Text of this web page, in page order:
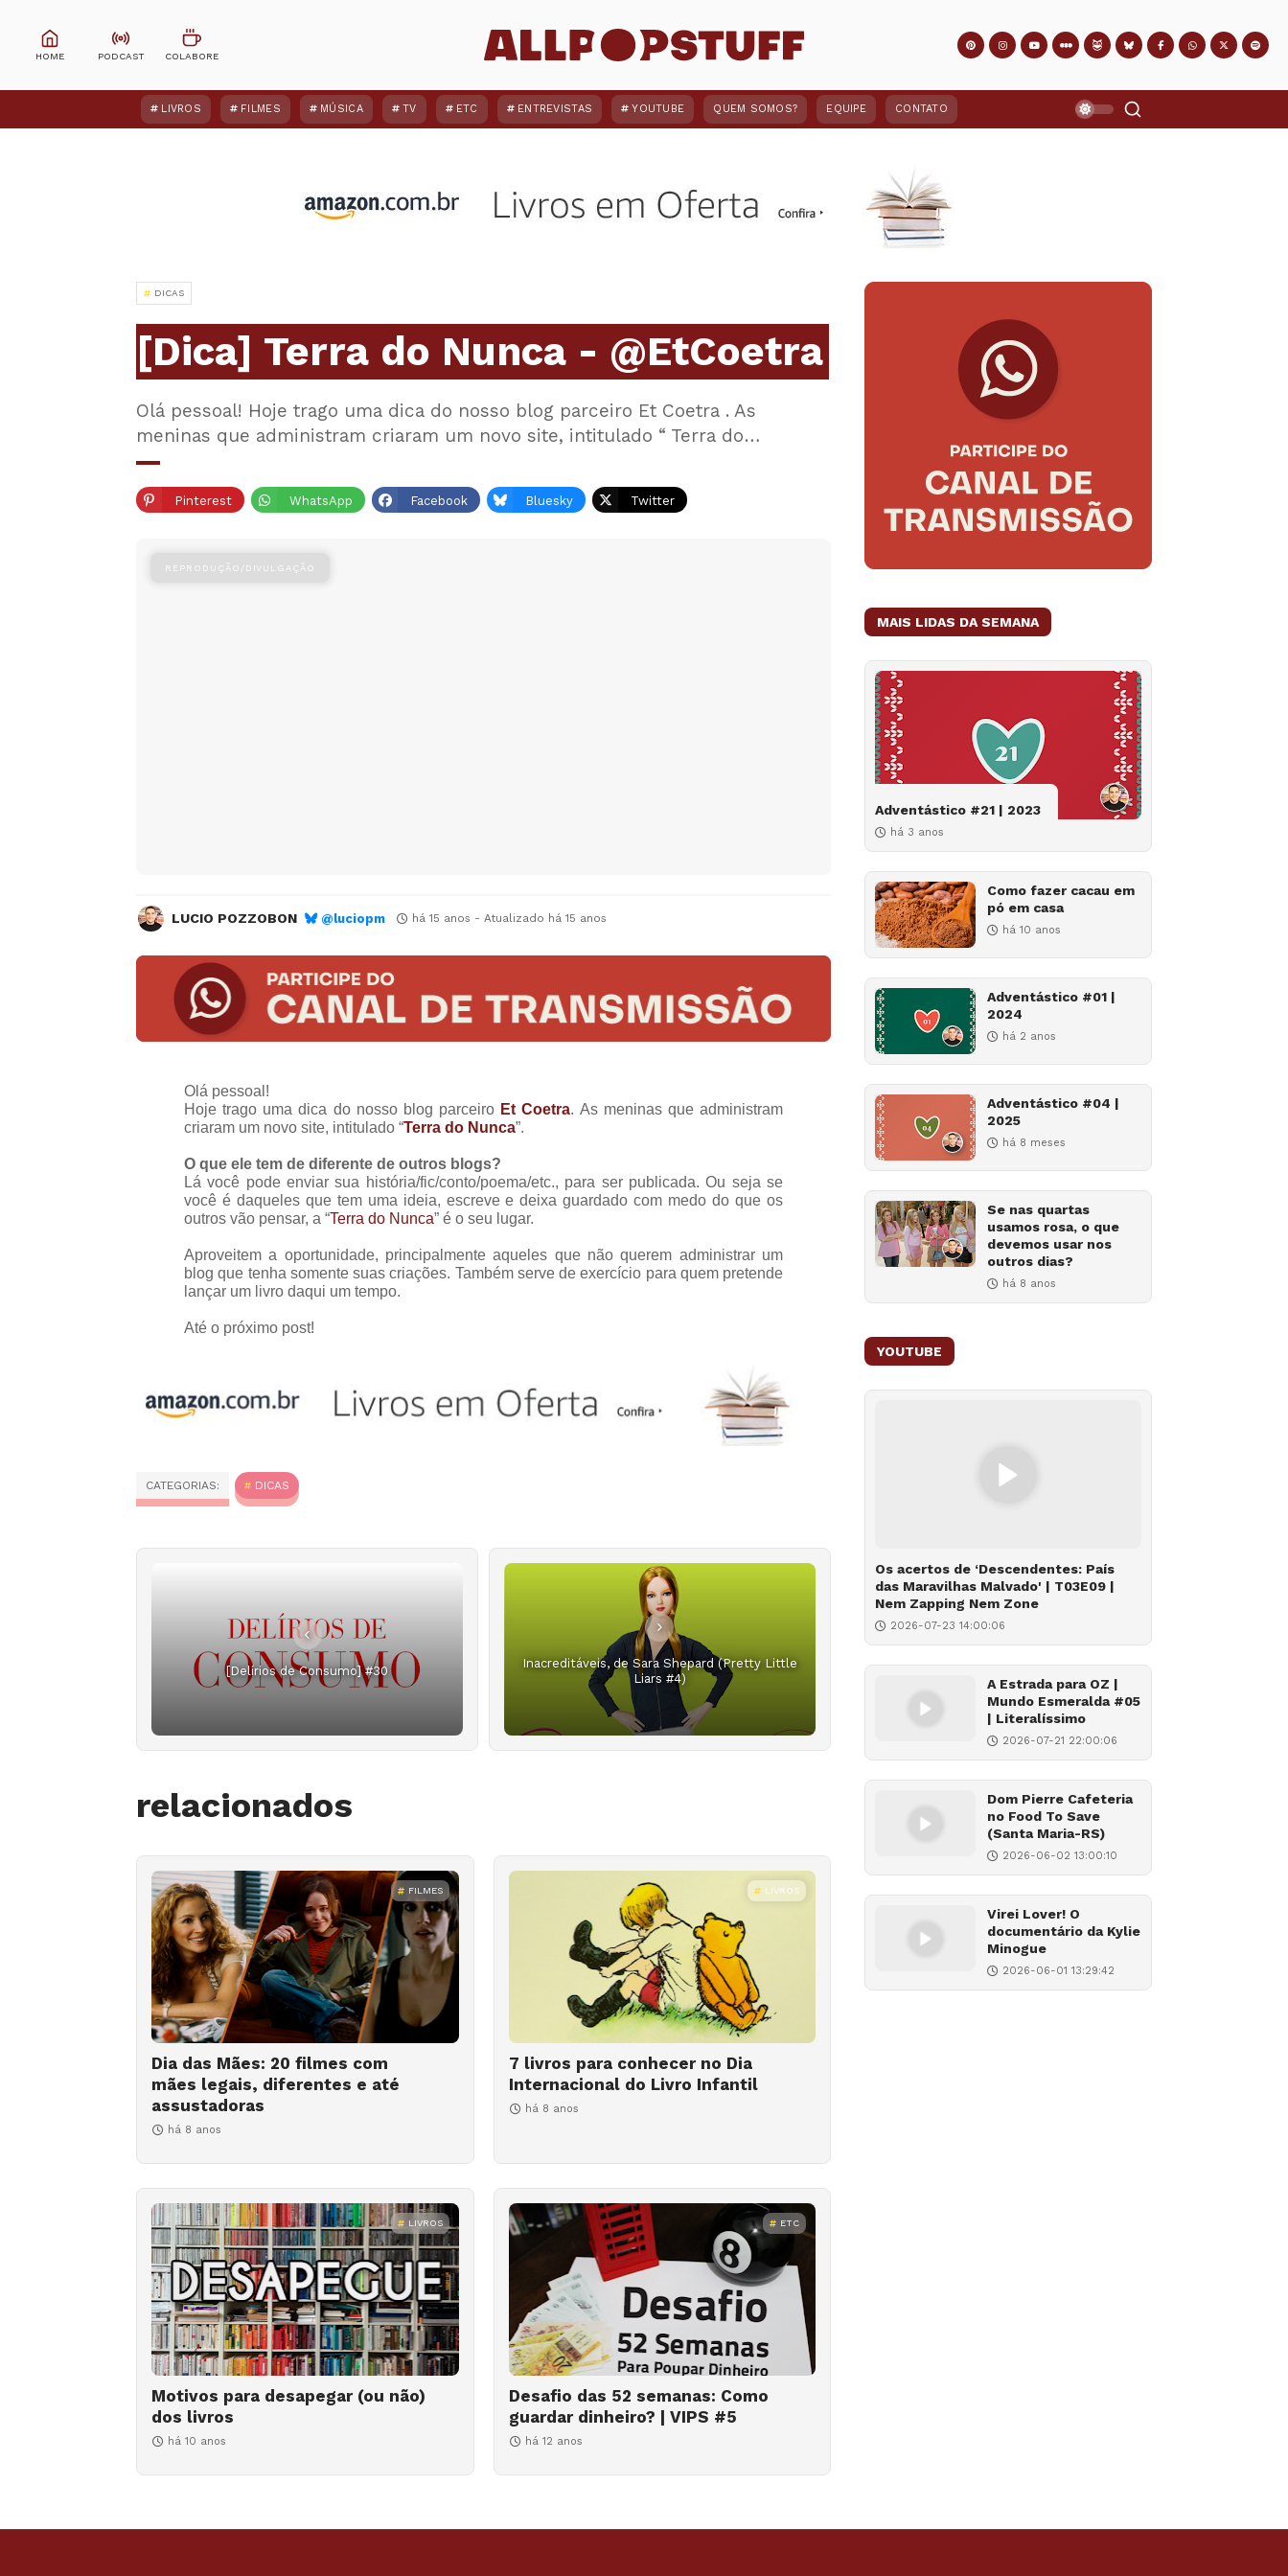
LIVROS FILMES MÚSICA TV ETC ENTREVISTAS YOUTUBE QUEM SOMOS? EQUIPE CONTATO
DICAS
[Dica] Terra do Nunca - @EtCoetra
Olá pessoal! Hoje trago uma dica do nosso blog parceiro Et Coetra . As
meninas que administram criaram um novo site, intitulado “ Terra do…
Pinterest WhatsApp Facebook Bluesky Twitter
LUCIO POZZOBON @luciopm há 15 anos - Atualizado há 15 anos
Olá pessoal!
Hoje trago uma dica do nosso blog parceiro Et Coetra. As meninas que administram
criaram um novo site, intitulado “Terra do Nunca”.
O que ele tem de diferente de outros blogs?
Lá você pode enviar sua história/fic/conto/poema/etc., para ser publicada. Ou seja se
você é daqueles que tem uma ideia, escreve e deixa guardado com medo do que os
outros vão pensar, a “Terra do Nunca” é o seu lugar.
Aproveitem a oportunidade, principalmente aqueles que não querem administrar um
blog que tenha somente suas criações. Também serve de exercício para quem pretende
lançar um livro daqui um tempo.
Até o próximo post!
CATEGORIAS: DICAS
[Delírios de Consumo] #30
Inacreditáveis, de Sara Shepard (Pretty Little
Liars #4)
relacionados
FILMES
Dia das Mães: 20 filmes com
mães legais, diferentes e até
assustadoras
há 8 anos
LIVROS
7 livros para conhecer no Dia
Internacional do Livro Infantil
há 8 anos
LIVROS
Motivos para desapegar (ou não)
dos livros
há 10 anos
ETC
Desafio das 52 semanas: Como
guardar dinheiro? | VIPS #5
há 12 anos
MAIS LIDAS DA SEMANA
Adventástico #21 | 2023
há 3 anos
Como fazer cacau em
pó em casa
há 10 anos
Adventástico #01 |
2024
há 2 anos
Adventástico #04 |
2025
há 8 meses
Se nas quartas
usamos rosa, o que
devemos usar nos
outros dias?
há 8 anos
YOUTUBE
Os acertos de ‘Descendentes: País
das Maravilhas Malvado' | T03E09 |
Nem Zapping Nem Zone
2026-07-23 14:00:06
A Estrada para OZ |
Mundo Esmeralda #05
| Literalíssimo
2026-07-21 22:00:06
Dom Pierre Cafeteria
no Food To Save
(Santa Maria-RS)
2026-06-02 13:00:10
Virei Lover! O
documentário da Kylie
Minogue
2026-06-01 13:29:42